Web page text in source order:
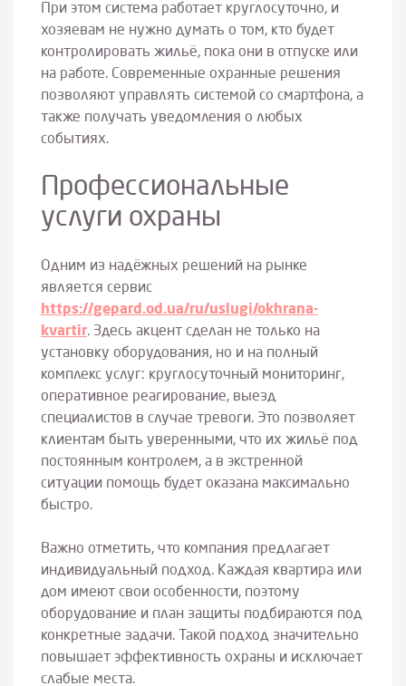
При этом система работает круглосуточно, и
хозяевам не нужно думать о том, кто будет
контролировать жильё, пока они в отпуске или
на работе. Современные охранные решения
позволяют управлять системой со смартфона, а
также получать уведомления о любых
событиях.
Профессиональные
услуги охраны
Одним из надёжных решений на рынке
является сервис
https://gepard.od.ua/ru/uslugi/okhrana-
kvartir. Здесь акцент сделан не только на
установку оборудования, но и на полный
комплекс услуг: круглосуточный мониторинг,
оперативное реагирование, выезд
специалистов в случае тревоги. Это позволяет
клиентам быть уверенными, что их жильё под
постоянным контролем, а в экстренной
ситуации помощь будет оказана максимально
быстро.
Важно отметить, что компания предлагает
индивидуальный подход. Каждая квартира или
дом имеют свои особенности, поэтому
оборудование и план защиты подбираются под
конкретные задачи. Такой подход значительно
повышает эффективность охраны и исключает
слабые места.